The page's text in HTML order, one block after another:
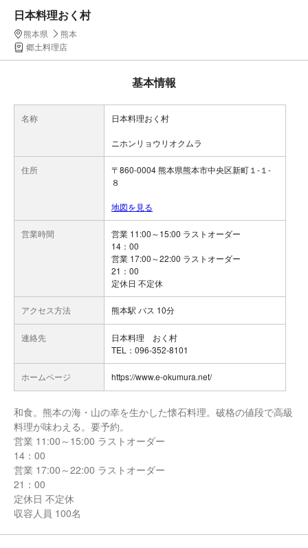
日本料理おく村
熊本県
熊本
郷土料理店
基本情報
名称 日本料理おく村
ニホンリョウリオクムラ
住所
〒860-0004 熊本県熊本市中央区新町１-１-
８
地図を見る
営業時間
営業 11:00～15:00 ラストオーダー
14：00
営業 17:00～22:00 ラストオーダー
21：00
定休日 不定休
アクセス方法 熊本駅 バス 10分
連絡先
日本料理 おく村
TEL：096-352-8101
ホームページ https://www.e-okumura.net/
和食。熊本の海・山の幸を生かした懐石料理。破格の値段で高級
料理が味わえる。要予約。
営業 11:00～15:00 ラストオーダー
14：00
営業 17:00～22:00 ラストオーダー
21：00
定休日 不定休
収容人員 100名